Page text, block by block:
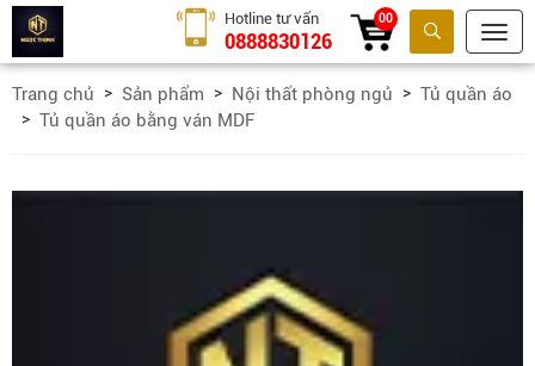
Tìm kiếm
Hotline tư vấn
0888830126
00
Trang chủ Sản phẩm Nội thất phòng ngủ
Tủ quần áo
Tủ quần áo bằng ván MDF